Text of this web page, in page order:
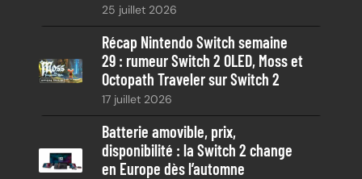
25 juillet 2026
Récap Nintendo Switch semaine
29 : rumeur Switch 2 OLED, Moss et
Octopath Traveler sur Switch 2
17 juillet 2026
Batterie amovible, prix,
disponibilité : la Switch 2 change
en Europe dès l’automne